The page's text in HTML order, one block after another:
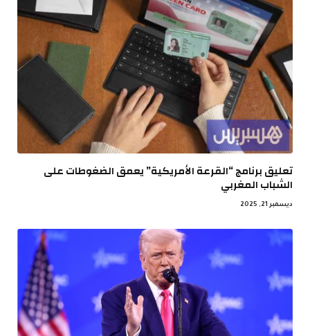
تعليق برنامج “القرعة الأمريكية” يعمق الضغوطات على
الشباب المغربي
ديسمبر 21, 2025